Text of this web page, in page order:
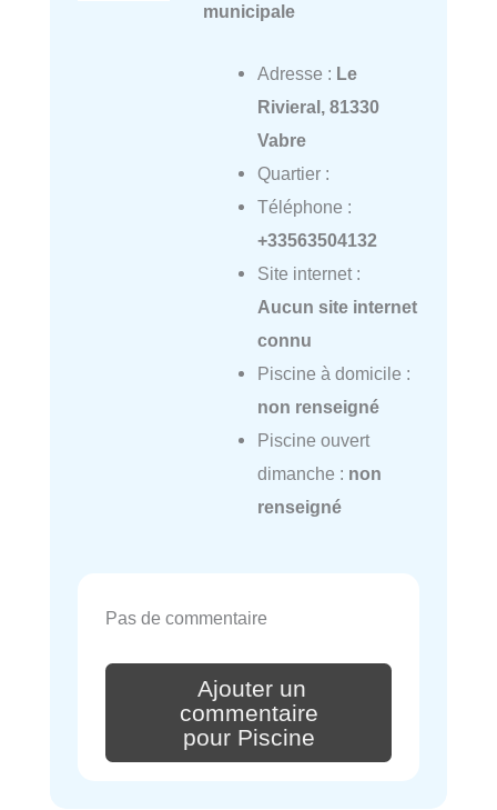
municipale
Adresse : Le
Rivieral, 81330
Vabre
Quartier :
Téléphone :
+33563504132
Site internet :
Aucun site internet
connu
Piscine à domicile :
non renseigné
Piscine ouvert
dimanche : non
renseigné
Pas de commentaire
Ajouter un
commentaire
pour Piscine